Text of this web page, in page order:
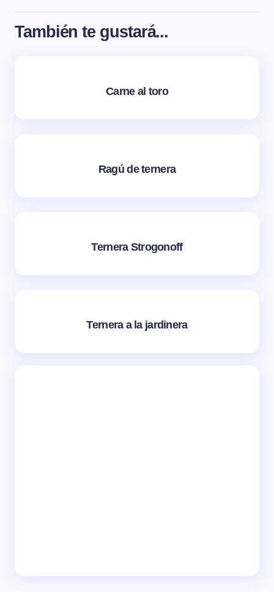
También te gustará...
Carne al toro
Ragú de ternera
Ternera Strogonoff
Ternera a la jardinera